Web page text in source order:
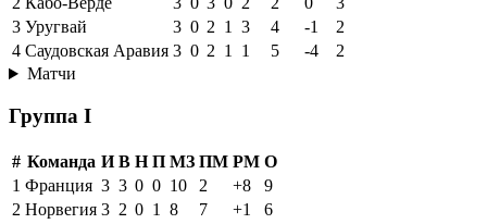
3 Уругвай 3 0 2 1 3 4 -1
2
4 Саудовская Аравия 3 0 2 1 1 5 -4
2
Матчи
Группа I
# Команда И В Н П МЗ ПМ РМ О
1 Франция 3 3 0 0 10 2 +8
9
2 Норвегия 3 2 0 1 8 7 +1
6